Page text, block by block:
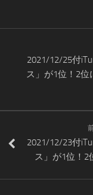
2021/12/25付
ス」が1位！2位
2021/12/23付
ス」が1位！2